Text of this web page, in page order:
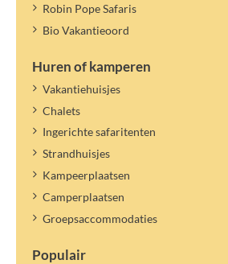
Robin Pope Safaris
Bio Vakantieoord
Huren of kamperen
Vakantiehuisjes
Chalets
Ingerichte safaritenten
Strandhuisjes
Kampeerplaatsen
Camperplaatsen
Groepsaccommodaties
Populair